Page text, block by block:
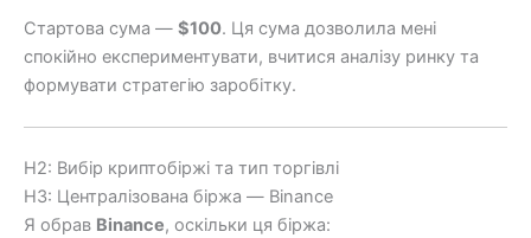
Стартова сума — $100. Ця сума дозволила мені
спокійно експериментувати, вчитися аналізу ринку та
формувати стратегію заробітку.
H2: Вибір криптобіржі та тип торгівлі
H3: Централізована біржа — Binance
Я обрав Binance, оскільки ця біржа: